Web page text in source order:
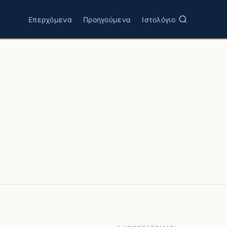
Επερχόμενα Προηγούμενα Ιστολόγιο